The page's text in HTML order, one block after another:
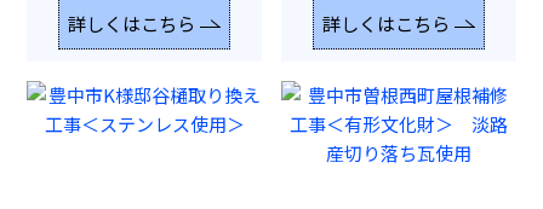
詳しくはこちら 詳しくはこちら